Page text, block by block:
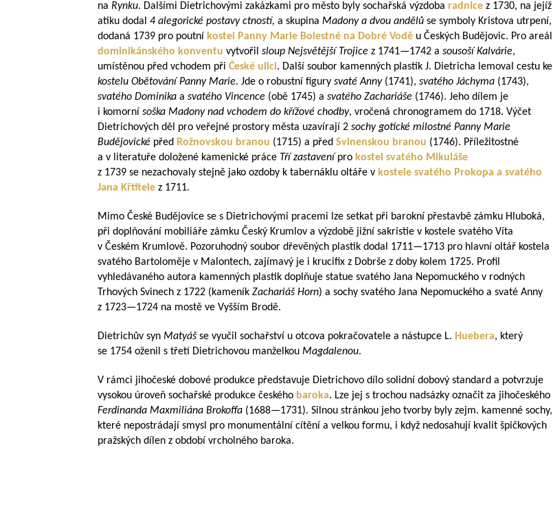
na Rynku. Dalšími Dietrichovými zakázkami pro město byly sochařská výzdoba radnice z 1730, na jejíž
atiku dodal 4 alegorické postavy ctností, a skupina Madony a dvou andělů se symboly Kristova utrpení,
dodaná 1739 pro poutní kostel Panny Marie Bolestné na Dobré Vodě u Českých Budějovic. Pro areál
dominikánského konventu vytvořil sloup Nejsvětější Trojice z 1741—1742 a sousoší Kalvárie,
umístěnou před vchodem při České ulici. Další soubor kamenných plastik J. Dietricha lemoval cestu ke
kostelu Obětování Panny Marie. Jde o robustní figury svaté Anny (1741), svatého Jáchyma (1743),
svatého Dominika a svatého Vincence (obě 1745) a svatého Zachariáše (1746). Jeho dílem je
i komorní soška Madony nad vchodem do křížové chodby, vročená chronogramem do 1718. Výčet
Dietrichových děl pro veřejné prostory města uzavírají 2 sochy gotické milostné Panny Marie
Budějovické před Rožnovskou branou (1715) a před Svinenskou branou (1746). Příležitostné
a v literatuře doložené kamenické práce Tří zastavení pro kostel svatého Mikuláše
z 1739 se nezachovaly stejně jako ozdoby k tabernáklu oltáře v kostele svatého Prokopa a svatého
Jana Křtitele z 1711.
Mimo České Budějovice se s Dietrichovými pracemi lze setkat při barokní přestavbě zámku Hluboká,
při doplňování mobiliáře zámku Český Krumlov a výzdobě jižní sakristie v kostele svatého Víta
v Českém Krumlově. Pozoruhodný soubor dřevěných plastik dodal 1711—1713 pro hlavní oltář kostela
svatého Bartoloměje v Malontech, zajímavý je i krucifix z Dobrše z doby kolem 1725. Profil
vyhledávaného autora kamenných plastik doplňuje statue svatého Jana Nepomuckého v rodných
Trhových Svinech z 1722 (kameník Zachariáš Horn) a sochy svatého Jana Nepomuckého a svaté Anny
z 1723—1724 na mostě ve Vyšším Brodě.
Dietrichův syn Matyáš se vyučil sochařství u otcova pokračovatele a nástupce L. Huebera, který
se 1754 oženil s třetí Dietrichovou manželkou Magdalenou.
V rámci jihočeské dobové produkce představuje Dietrichovo dílo solidní dobový standard a potvrzuje
vysokou úroveň sochařské produkce českého baroka. Lze jej s trochou nadsázky označit za jihočeského
Ferdinanda Maxmiliána Brokoffa (1688—1731). Silnou stránkou jeho tvorby byly zejm. kamenné sochy,
které nepostrádají smysl pro monumentální cítění a velkou formu, i když nedosahují kvalit špičkových
pražských dílen z období vrcholného baroka.